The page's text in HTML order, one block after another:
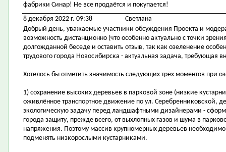
фабрики Синар! Не все продаётся и покупается!
8 декабря 2022 г. 09:38
Светлана
Добрый день, уважаемые участники обсуждения Проекта и
возможность дистанционно (что особенно актуально с точки
долгожданной беседе и оставить отзыв, так как озеленение
трудового города Новосибирска - актуальная задача, требующая
Хотелось бы отметить значимость следующих трёх моментов при
1) сохранение высоких деревьев в парковой зоне (низкие
оживлённое транспортное движение по ул. Серебренниковской,
экологическую задачу перед ландшафтными дизайнерами -
города защиту, прежде всего, от выхлопных газов и шума в
напряжения. Поэтому массив крупномерных деревьев
подменять низкорослыми кустарниками.